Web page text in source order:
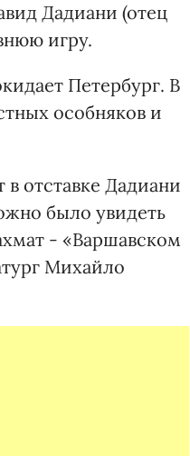
Дадиани (отец
игру.
Петербург. В
особняков и
отставке Дадиани
было увидеть
- «Варшавском
Михайло